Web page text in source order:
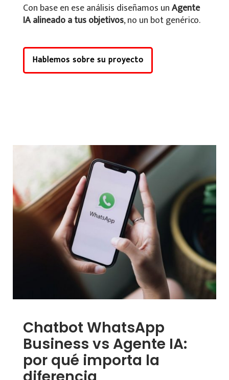
Con base en ese análisis diseñamos unAgente
IA alineado a tus objetivos, no un bot genérico.
Hablemos sobre su proyecto
Chatbot WhatsApp
Business vs Agente IA:
por qué importa la